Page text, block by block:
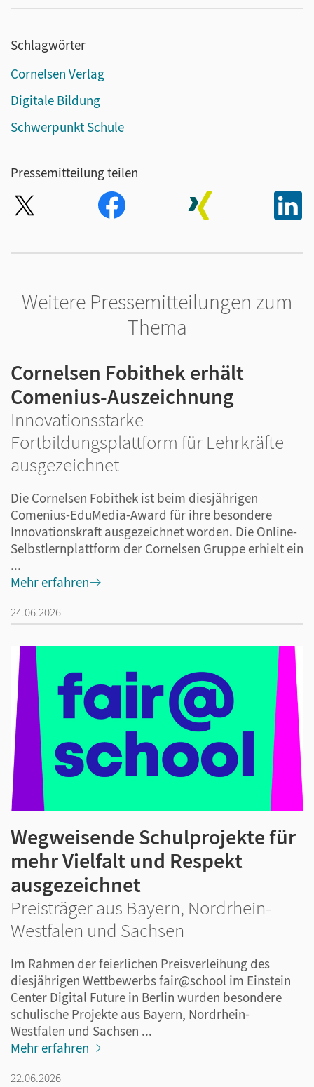
Schlagwörter
Cornelsen Verlag
Digitale Bildung
Schwerpunkt Schule
Pressemitteilung teilen
Weitere Pressemitteilungen zum
Thema
Cornelsen Fobithek erhält
Comenius-Auszeichnung
Innovationsstarke
Fortbildungsplattform für Lehrkräfte
ausgezeichnet
Die Cornelsen Fobithek ist beim diesjährigen
Comenius-EduMedia-Award für ihre besondere
Innovationskraft ausgezeichnet worden. Die Online-
Selbstlernplattform der Cornelsen Gruppe erhielt ein
...
Mehr erfahren
24.06.2026
Wegweisende Schulprojekte für
mehr Vielfalt und Respekt
ausgezeichnet
Preisträger aus Bayern, Nordrhein-
Westfalen und Sachsen
Im Rahmen der feierlichen Preisverleihung des
diesjährigen Wettbewerbs fair@school im Einstein
Center Digital Future in Berlin wurden besondere
schulische Projekte aus Bayern, Nordrhein-
Westfalen und Sachsen ...
Mehr erfahren
22.06.2026